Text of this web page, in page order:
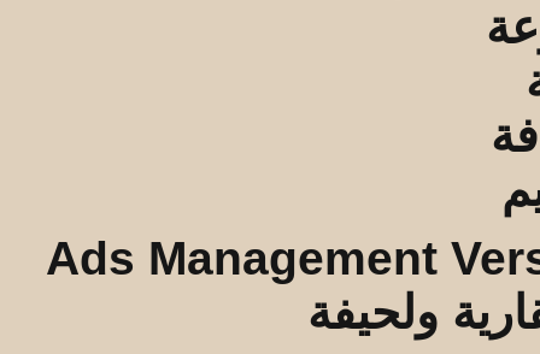
Ads Management
ولحيفة